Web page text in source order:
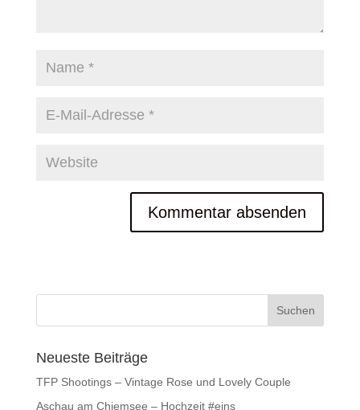
Neueste Beiträge
TFP Shootings – Vintage Rose und Lovely Couple
Aschau am Chiemsee – Hochzeit #eins